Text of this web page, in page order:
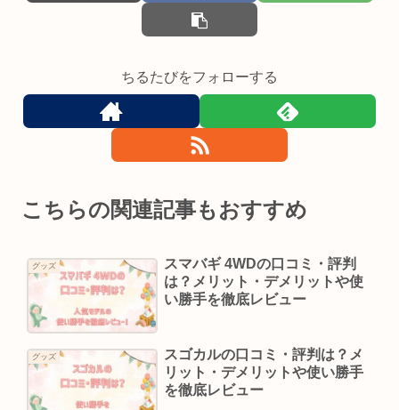
ちるたびをフォローする
こちらの関連記事もおすすめ
グッズ
スマバギ 4WDの口コミ・評判
は？メリット・デメリットや使
い勝手を徹底レビュー
グッズ
スゴカルの口コミ・評判は？メ
リット・デメリットや使い勝手
を徹底レビュー